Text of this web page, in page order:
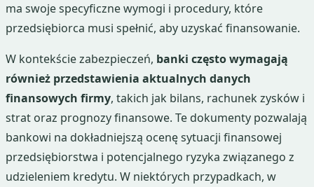
ma swoje specyficzne wymogi i procedury, które
przedsiębiorca musi spełnić, aby uzyskać finansowanie.
W kontekście zabezpieczeń, banki często wymagają
również przedstawienia aktualnych danych
finansowych firmy, takich jak bilans, rachunek zysków i
strat oraz prognozy finansowe. Te dokumenty pozwalają
bankowi na dokładniejszą ocenę sytuacji finansowej
przedsiębiorstwa i potencjalnego ryzyka związanego z
udzieleniem kredytu. W niektórych przypadkach, w